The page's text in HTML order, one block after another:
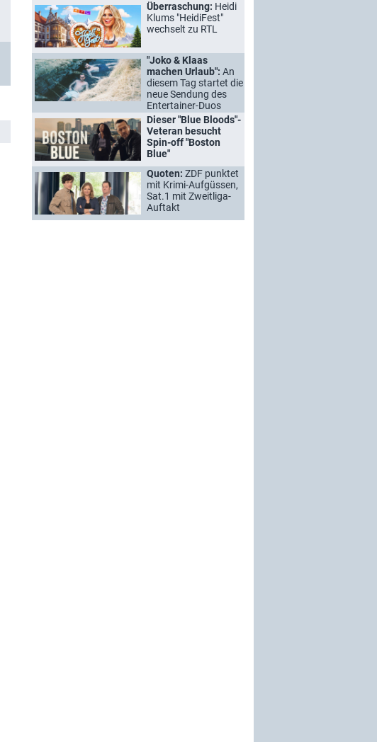
Überraschung: Heidi
Klums "HeidiFest"
wechselt zu RTL
"Joko & Klaas
machen Urlaub": An
diesem Tag startet die
neue Sendung des
Entertainer-Duos
Dieser "Blue Bloods"-
Veteran besucht
Spin-off "Boston
Blue"
Quoten: ZDF punktet
mit Krimi-Aufgüssen,
Sat.1 mit Zweitliga-
Auftakt